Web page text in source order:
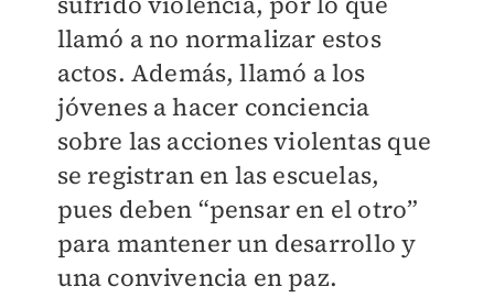
llamó a no normalizar estos
actos. Además, llamó a los
jóvenes a hacer conciencia
sobre las acciones violentas que
se registran en las escuelas,
pues deben “pensar en el otro”
para mantener un desarrollo y
una convivencia en paz.